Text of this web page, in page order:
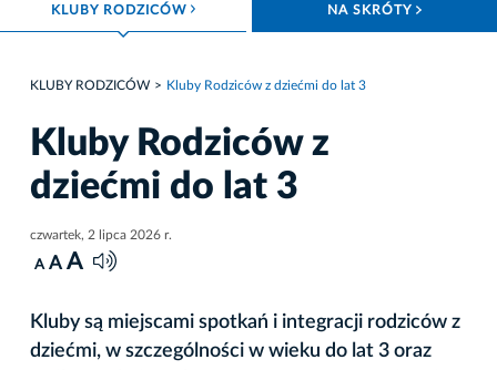
KLUBY RODZICÓWROZWIŃ MENU NA SKRÓTY
KLUBY RODZICÓW Kluby Rodziców z dziećmi do lat 3
Kluby Rodziców z
dziećmi do lat 3
czwartek, 2 lipca 2026 r.
A A A
Kluby są miejscami spotkań i integracji rodziców z
dziećmi, w szczególności w wieku do lat 3 oraz